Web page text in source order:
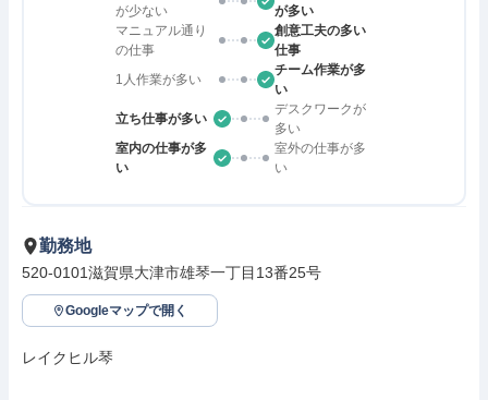
が少ない
が多い
マニュアル通り
の仕事
創意工夫の多い
仕事
1人作業が多い
チーム作業が多
い
立ち仕事が多い
デスクワークが
多い
室内の仕事が多
い
室外の仕事が多
い
勤務地
520-0101滋賀県大津市雄琴一丁目13番25号
Googleマップで開く
レイクヒル琴